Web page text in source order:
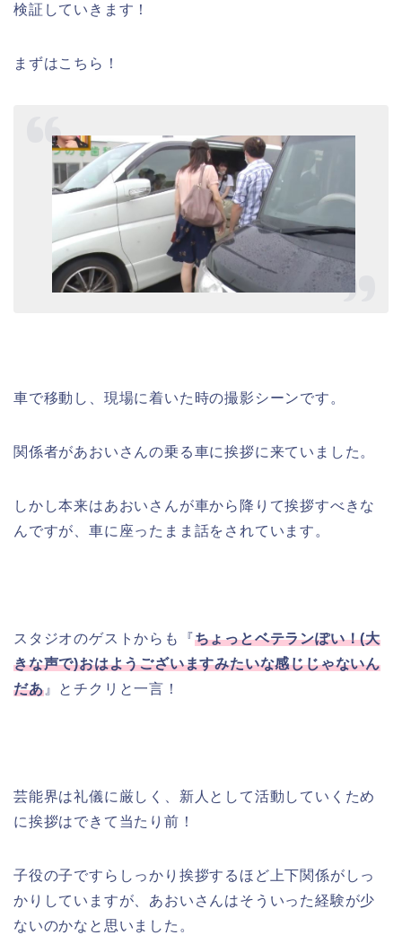
検証していきます！
まずはこちら！
車で移動し、現場に着いた時の撮影シーンです。
関係者があおいさんの乗る車に挨拶に来ていました。
しかし本来はあおいさんが車から降りて挨拶すべきな
んですが、車に座ったまま話をされています。
スタジオのゲストからも『ちょっとベテランぽい！(大
きな声で)おはようございますみたいな感じじゃないん
だあ』とチクリと一言！
芸能界は礼儀に厳しく、新人として活動していくため
に挨拶はできて当たり前！
子役の子ですらしっかり挨拶するほど上下関係がしっ
かりしていますが、あおいさんはそういった経験が少
ないのかなと思いました。